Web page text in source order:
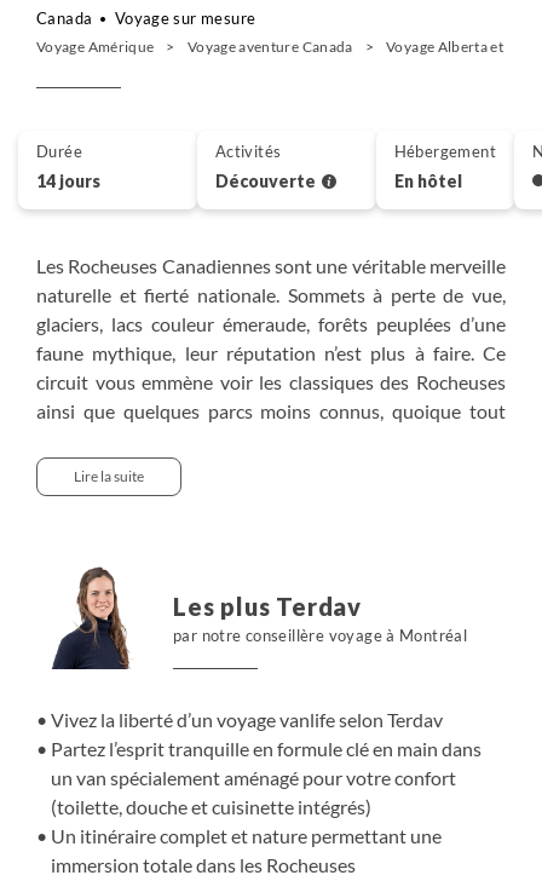
Canada Voyage sur mesure
Voyage Amérique Voyage aventure Canada Voyage Alberta et
Les Rocheuses Canadiennes sont une véritable merveille
naturelle et fierté nationale. Sommets à perte de vue,
glaciers, lacs couleur émeraude, forêts peuplées d’une
faune mythique, leur réputation n’est plus à faire. Ce
circuit vous emmène voir les classiques des Rocheuses
ainsi que quelques parcs moins connus, quoique tout
Pour explorer cette région emblématique, le van
balader à votre guise, vous arrêter randonner, apprécier
les points de vue, admirer le ciel étoilé et plus encore.
Lire la suite
Les plus Terdav
par notre conseillère voyage à Montréal
Vivez la liberté d’un voyage vanlife selon Terdav
Partez l’esprit tranquille en formule clé en main dans
un van spécialement aménagé pour votre confort
(toilette, douche et cuisinette intégrés)
Un itinéraire complet et nature permettant une
immersion totale dans les Rocheuses
Durée
14 jours
Activités
Découverte
Hébergement
En hôtel